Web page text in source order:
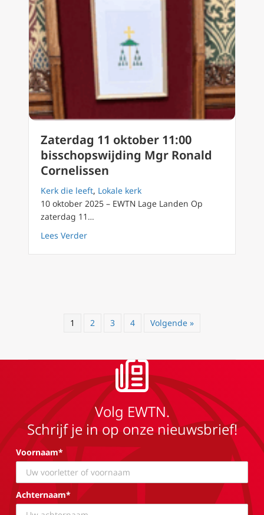
Zaterdag 11 oktober 11:00
bisschopswijding Mgr Ronald
Cornelissen
Kerk die leeft, Lokale kerk
10 oktober 2025 – EWTN Lage Landen Op
zaterdag 11…
Lees Verderabout Zaterdag 11 oktober 11:00
1 2 3 4 Volgende »
Volg EWTN.
Schrijf je in op onze nieuwsbrief!
Voornaam*
Achternaam*